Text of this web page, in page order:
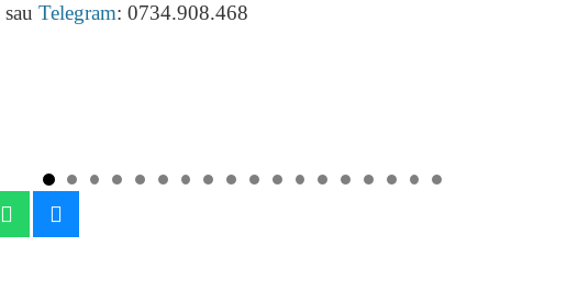
sau Telegram: 0734.908.468